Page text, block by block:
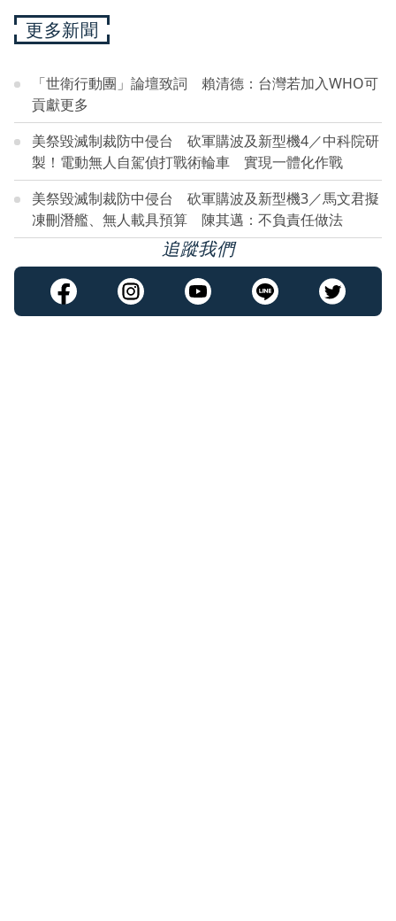
更多新聞
「世衛行動團」論壇致詞 賴清德：台灣若加入WHO可
貢獻更多
美祭毀滅制裁防中侵台 砍軍購波及新型機4／中科院研
製！電動無人自駕偵打戰術輪車 實現一體化作戰
美祭毀滅制裁防中侵台 砍軍購波及新型機3／馬文君擬
凍刪潛艦、無人載具預算 陳其邁：不負責任做法
追蹤我們